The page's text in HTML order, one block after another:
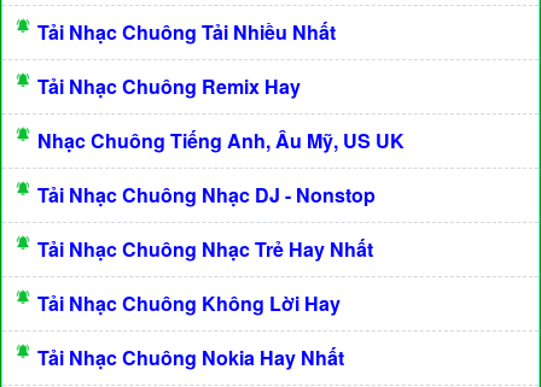
Tải Nhạc Chuông Tải Nhiều Nhất
Tải Nhạc Chuông Remix Hay
Nhạc Chuông Tiếng Anh, Âu Mỹ, US UK
Tải Nhạc Chuông Nhạc DJ - Nonstop
Tải Nhạc Chuông Nhạc Trẻ Hay Nhất
Tải Nhạc Chuông Không Lời Hay
Tải Nhạc Chuông Nokia Hay Nhất